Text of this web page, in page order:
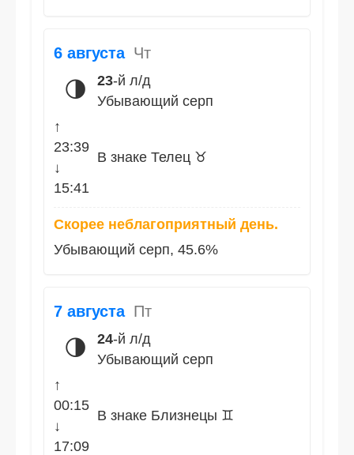
6 августа Чт
🌗 23-й л/д
Убывающий серп
↑
23:39
↓
15:41
В знаке Телец ♉
Скорее неблагоприятный день.
Убывающий серп, 45.6%
7 августа Пт
🌗 24-й л/д
Убывающий серп
↑
00:15
↓
17:09
В знаке Близнецы ♊